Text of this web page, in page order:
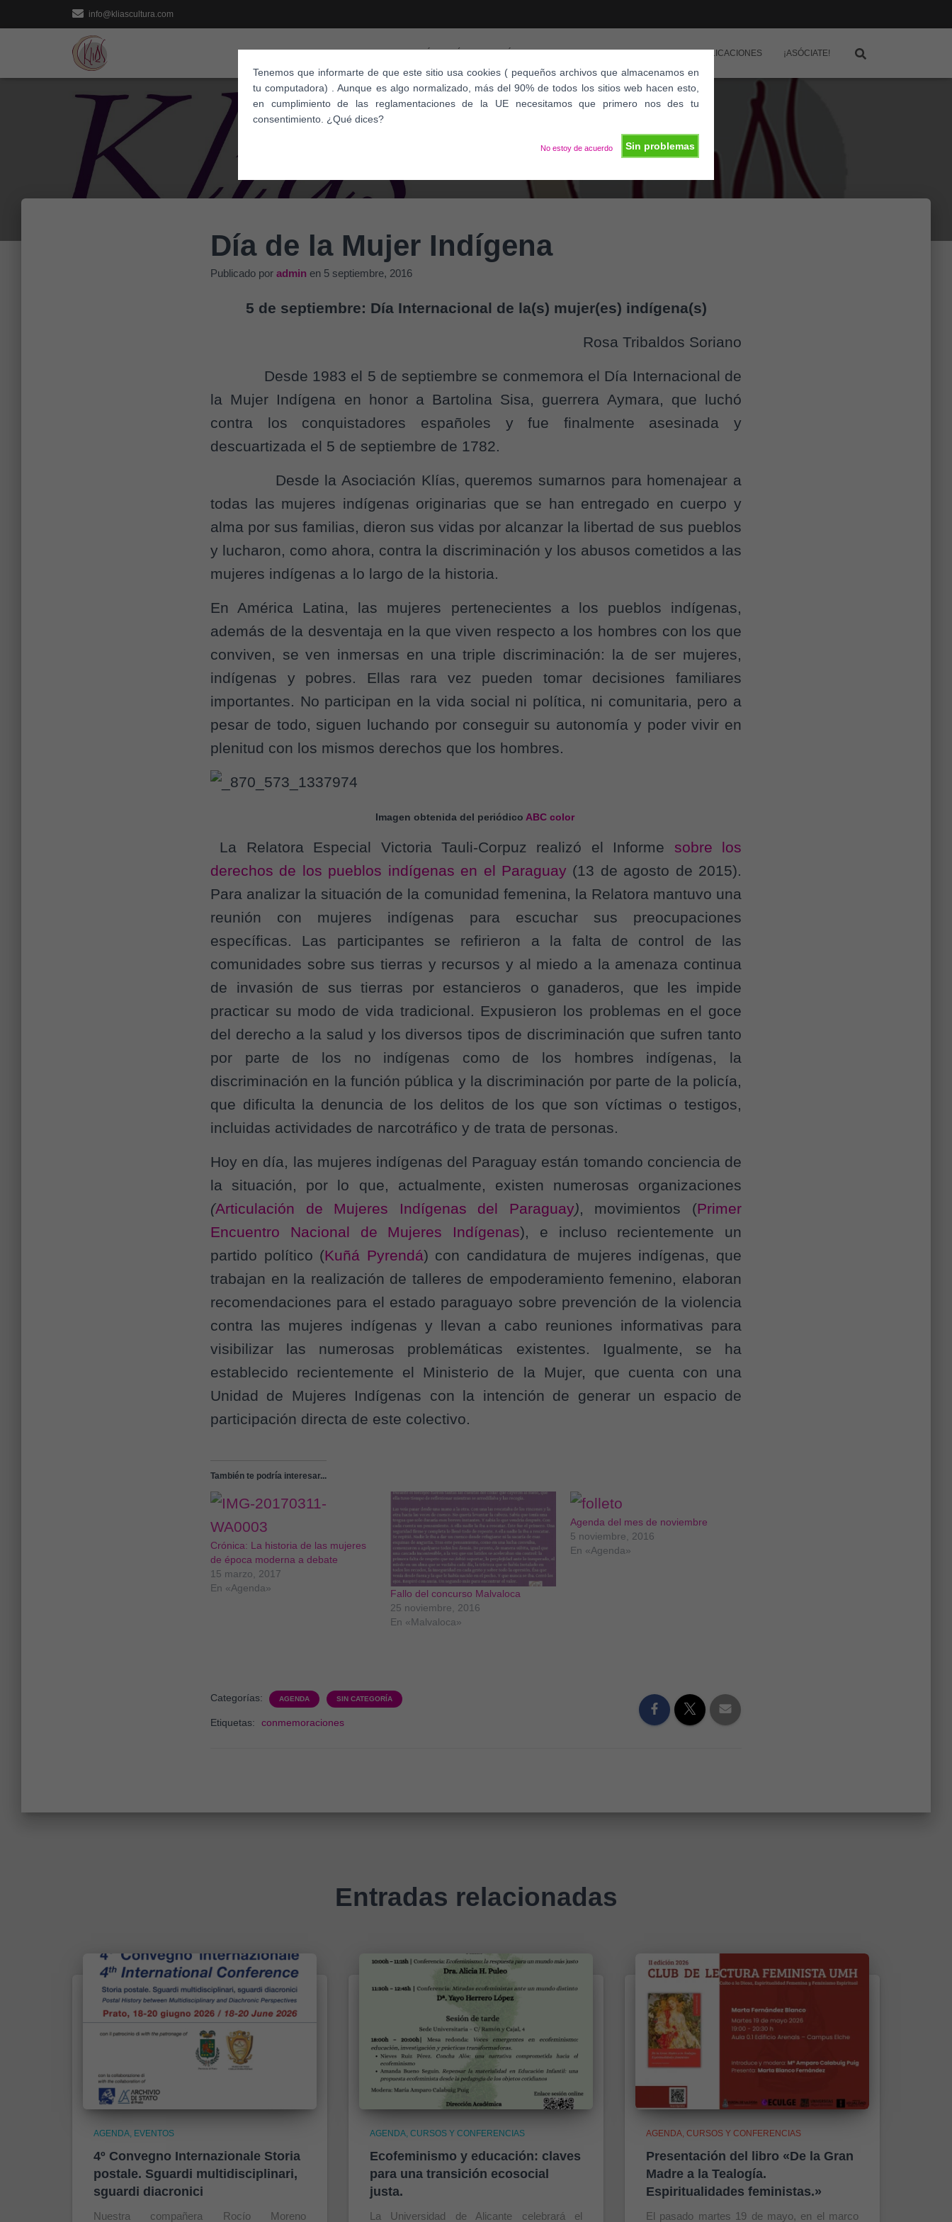
Tenemos que informarte de que este sitio usa cookies ( pequeños archivos que almacenamos en
tu computadora) . Aunque es algo normalizado, más del 90% de todos los sitios web hacen esto,
en cumplimiento de las reglamentaciones de la UE necesitamos que primero nos des tu
consentimiento. ¿Qué dices?
Sin problemas
No estoy de acuerdo
info@kliascultura.com
PUBLICACIONES ¡ASÓCIATE!
Día de la Mujer Indígena
Publicado por admin en 5 septiembre, 2016
5 de septiembre: Día Internacional de la(s) mujer(es) indígena(s)
Rosa Tribaldos Soriano
Desde 1983 el 5 de septiembre se conmemora el Día Internacional de
la Mujer Indígena en honor a Bartolina Sisa, guerrera Aymara, que luchó
contra los conquistadores españoles y fue finalmente asesinada y
descuartizada el 5 de septiembre de 1782.
Desde la Asociación Klías, queremos sumarnos para homenajear a
todas las mujeres indígenas originarias que se han entregado en cuerpo y
alma por sus familias, dieron sus vidas por alcanzar la libertad de sus pueblos
y lucharon, como ahora, contra la discriminación y los abusos cometidos a las
mujeres indígenas a lo largo de la historia.
En América Latina, las mujeres pertenecientes a los pueblos indígenas,
además de la desventaja en la que viven respecto a los hombres con los que
conviven, se ven inmersas en una triple discriminación: la de ser mujeres,
indígenas y pobres. Ellas rara vez pueden tomar decisiones familiares
importantes. No participan en la vida social ni política, ni comunitaria, pero a
pesar de todo, siguen luchando por conseguir su autonomía y poder vivir en
plenitud con los mismos derechos que los hombres.
Imagen obtenida del periódico ABC color
La Relatora Especial Victoria Tauli-Corpuz realizó el Informe sobre los
derechos de los pueblos indígenas en el Paraguay(13 de agosto de 2015).
Para analizar la situación de la comunidad femenina, la Relatora mantuvo una
reunión con mujeres indígenas para escuchar sus preocupaciones
específicas. Las participantes se refirieron a la falta de control de las
comunidades sobre sus tierras y recursos y al miedo a la amenaza continua
de invasión de sus tierras por estancieros o ganaderos, que les impide
practicar su modo de vida tradicional. Expusieron los problemas en el goce
del derecho a la salud y los diversos tipos de discriminación que sufren tanto
por parte de los no indígenas como de los hombres indígenas, la
discriminación en la función pública y la discriminación por parte de la policía,
que dificulta la denuncia de los delitos de los que son víctimas o testigos,
incluidas actividades de narcotráfico y de trata de personas.
Hoy en día, las mujeres indígenas del Paraguay están tomando conciencia de
la situación, por lo que, actualmente, existen numerosas organizaciones
(Articulación de Mujeres Indígenas del Paraguay), movimientos (Primer
Encuentro Nacional de Mujeres Indígenas), e incluso recientemente un
partido político (Kuñá Pyrendá) con candidatura de mujeres indígenas, que
trabajan en la realización de talleres de empoderamiento femenino, elaboran
recomendaciones para el estado paraguayo sobre prevención de la violencia
contra las mujeres indígenas y llevan a cabo reuniones informativas para
visibilizar las numerosas problemáticas existentes. Igualmente, se ha
establecido recientemente el Ministerio de la Mujer, que cuenta con una
Unidad de Mujeres Indígenas con la intención de generar un espacio de
participación directa de este colectivo.
También te podría interesar...
Crónica: La historia de las mujeres
de época moderna a debate
15 marzo, 2017
En «Agenda»
Fallo del concurso Malvaloca
25 noviembre, 2016
En «Malvaloca»
Agenda del mes de noviembre
5 noviembre, 2016
En «Agenda»
Categorías: AGENDA SIN CATEGORÍA
Etiquetas: conmemoraciones
Entradas relacionadas
AGENDA EVENTOS
4º Convegno Internazionale Storia
postale. Sguardi multidisciplinari,
sguardi diacronici
Nuestra compañera Rocío Moreno
AGENDA CURSOS Y CONFERENCIAS
Ecofeminismo y educación: claves
para una transición ecosocial
justa.
La Universidad de Alicante celebrará el
AGENDA CURSOS Y CONFERENCIAS
Presentación del libro «De la Gran
Madre a la Tealogía.
Espiritualidades feministas.»
El pasado martes 19 de mayo, en el marco